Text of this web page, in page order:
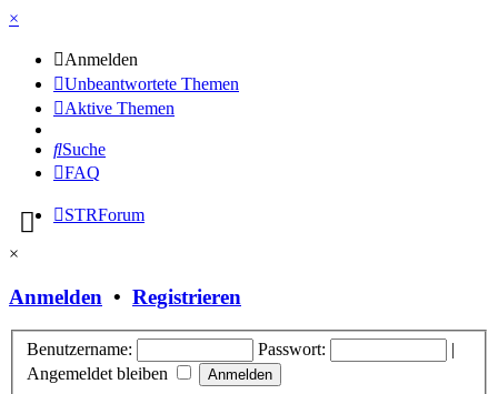
×
Anmelden
Unbeantwortete Themen
Aktive Themen
Suche
FAQ
STRForum
×
Anmelden • Registrieren
Benutzername: Passwort:
|
Angemeldet bleiben